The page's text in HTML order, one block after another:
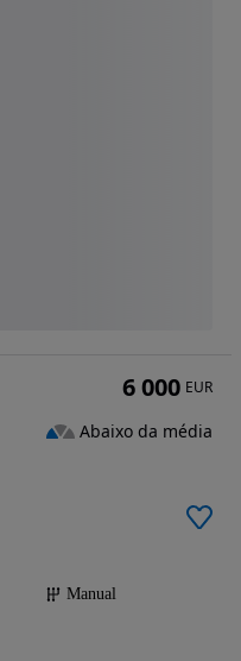
Manual
6 000 EUR
Abaixo da média